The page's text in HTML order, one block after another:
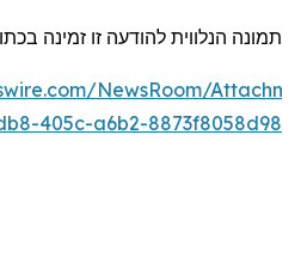
תמונה הנלווית להודעה זו זמינה
NewsRoom/
405c-a6b2-8873f8058d98